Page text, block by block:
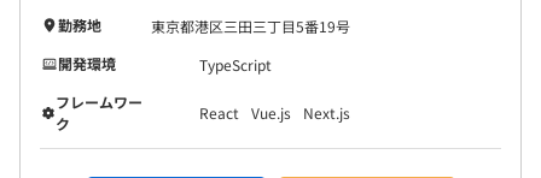
勤務地
東京都港区三田三丁目5番19号
開発環境
TypeScript
フレームワー
ク
React Vue.js Next.js